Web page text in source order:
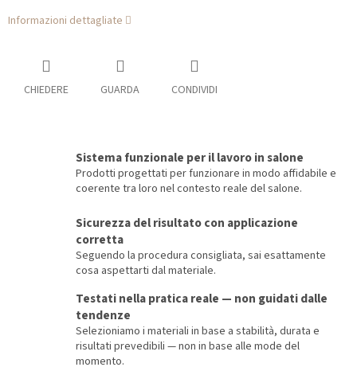
Informazioni dettagliate
CHIEDERE GUARDA CONDIVIDI
Sistema funzionale per il lavoro in salone
Prodotti progettati per funzionare in modo affidabile e
coerente tra loro nel contesto reale del salone.
Sicurezza del risultato con applicazione
corretta
Seguendo la procedura consigliata, sai esattamente
cosa aspettarti dal materiale.
Testati nella pratica reale — non guidati dalle
tendenze
Selezioniamo i materiali in base a stabilità, durata e
risultati prevedibili — non in base alle mode del
momento.